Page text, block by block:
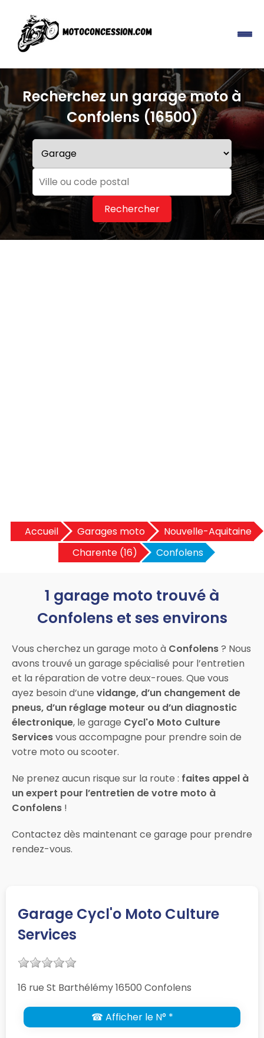
Recherchez un garage moto à
Confolens (16500)
Rechercher
Accueil Garages moto
Nouvelle-Aquitaine
Charente (16)
Confolens
1 garage moto trouvé à
Confolens et ses environs
Vous cherchez un garage moto à Confolens? Nous
avons trouvé un garage spécialisé pour l’entretien
et la réparation de votre deux-roues. Que vous
ayez besoin d’une vidange, d’un changement de
pneus, d’un réglage moteur ou d’un diagnostic
électronique, le garage Cycl'o Moto Culture
Servicesvous accompagne pour prendre soin de
votre moto ou scooter.
Ne prenez aucun risque sur la route : faites appel à
un expert pour l’entretien de votre moto à
Confolens !
Contactez dès maintenant ce garage pour prendre
rendez-vous.
Garage Cycl'o Moto Culture
Services
16 rue St Barthélémy 16500 Confolens
☎ Afficher le N° *